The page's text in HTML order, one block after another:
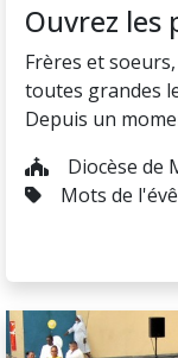
Ouvrez les
Frères et
toutes grandes
Depuis un
Diocèse de
Mots de